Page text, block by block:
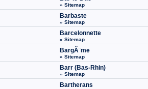
» Sitemap
Barbaste
» Sitemap
Barcelonnette
» Sitemap
BargÃ¨me
» Sitemap
Barr (Bas-Rhin)
» Sitemap
Bartherans